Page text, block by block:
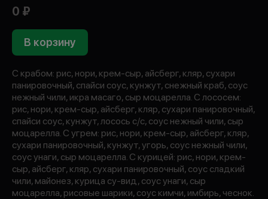
0 ₽
В корзину
С крабом: рис, нори, крем-сыр, айсберг, кляр, сухари
панировочный, спайси соус, кунжут, снежный краб, соус
нежный чили, икра масаго, сыр моцарелла. С лососем:
рис, нори, крем-сыр, айсберг, кляр, сухари панировочный,
спайси соус, кунжут, лосось с/с, соус нежный чили, сыр
моцарелла. С угрем: рис, нори, крем-сыр, айсберг, кляр,
сухари панировочный, кунжут, угорь, соус нежный чили,
соус унаги, сыр моцарелла. С курицей: рис, нори, крем-
сыр, айсберг, кляр, сухари панировочный, соус сладкий
чили, майонез, курица су-вид, соус унаги, сыр
моцарелла, рисовые шарики, соус кимчи, имбирь, чеснок.